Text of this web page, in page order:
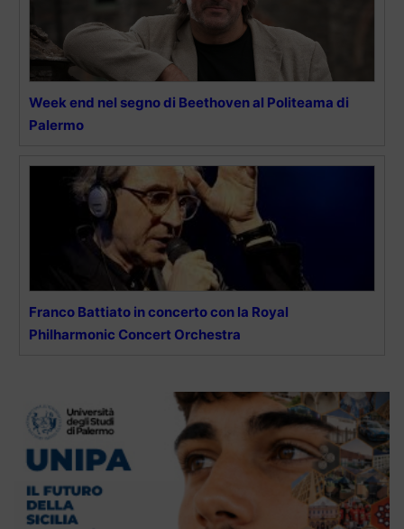
Week end nel segno di Beethoven al Politeama di
Palermo
Franco Battiato in concerto con la Royal
Philharmonic Concert Orchestra